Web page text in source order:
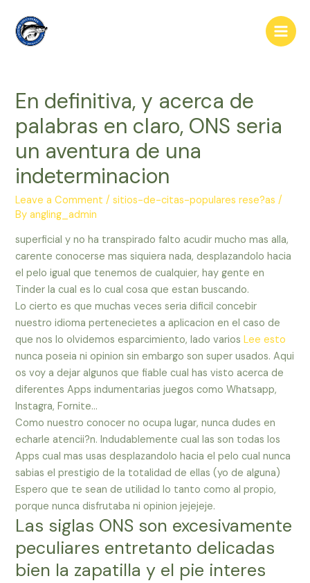
content
Main
En definitiva, y acerca de
palabras en claro, ONS seria
un aventura de una
indeterminacion
Leave a Comment /sitios-de-citas-populares rese?as /
Byangling_admin
superficial y no ha transpirado falto acudir mucho mas alla,
carente conocerse mas siquiera nada, desplazandolo hacia
el pelo igual que tenemos de cualquier, hay gente en
Tinder la cual es lo cual cosa que estan buscando.
Lo cierto es que muchas veces seri­a dificil concebir
nuestro idioma pertenecietes a aplicacion en el caso de
que nos lo olvidemos esparcimiento, lado variosLee esto
nunca poseia ni opinion sin embargo son super usados. Aqui
os voy a dejar algunos que fiable cual has visto acerca de
diferentes Apps indumentarias juegos como Whatsapp,
Instagra, Fornite…
Como nuestro conocer no ocupa lugar, nunca dudes en
echarle atencii?n. Indudablemente cual las son todas los
Apps cual mas usas desplazandolo hacia el pelo cual nunca
sabias el prestigio de la totalidad de ellas (yo de alguna)
Espero que te sean de utilidad lo tanto como al propio,
porque nunca disfrutaba ni opinion jejejeje.
Las siglas ONS son excesivamente
peculiares entretanto delicadas
bien la zapatilla y el pie interes